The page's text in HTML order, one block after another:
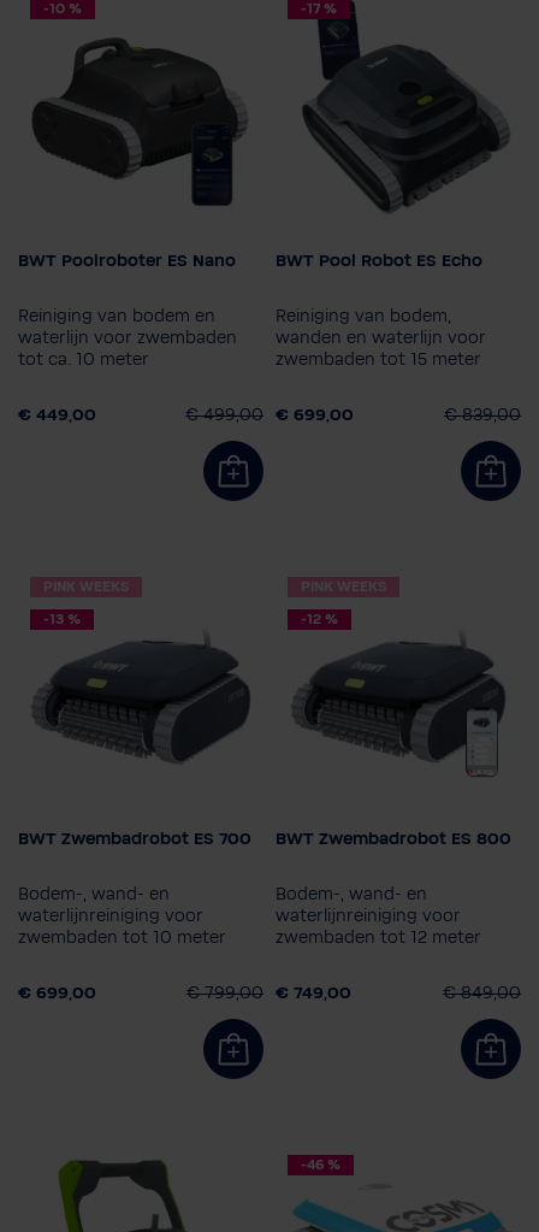
-10 %
Model
ES1500
ES Echo
BWT Poolroboter ES Nano
Reiniging van bodem en
waterlijn voor zwembaden
tot ca. 10 meter
€ 449,00 € 499,00
-17 %
Model
ES1500
ES Echo
BWT Pool Robot ES Echo
Reiniging van bodem,
wanden en waterlijn voor
zwembaden tot 15 meter
€ 699,00 € 839,00
PINK WEEKS
-13 %
Model
ES1500
ES Echo
BWT Zwembadrobot ES 700
Bodem-, wand- en
waterlijnreiniging voor
zwembaden tot 10 meter
€ 699,00 € 799,00
PINK WEEKS
-12 %
Model
ES1500
ES Echo
BWT Zwembadrobot ES 800
Bodem-, wand- en
waterlijnreiniging voor
zwembaden tot 12 meter
€ 749,00 € 849,00
-46 %